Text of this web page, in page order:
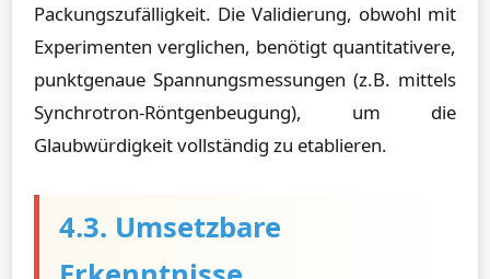
Packungszufälligkeit. Die Validierung, obwohl mit
Experimenten verglichen, benötigt quantitativere,
punktgenaue Spannungsmessungen (z.B. mittels
Synchrotron-Röntgenbeugung), um die
Glaubwürdigkeit vollständig zu etablieren.
4.3. Umsetzbare